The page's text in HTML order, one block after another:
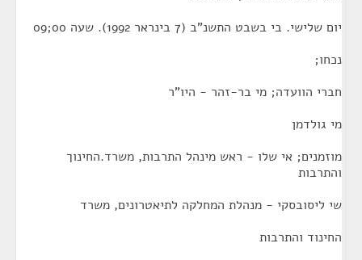
יום שלישי. בי בשבט התשנ"ב (7 בינראר 1992). שעה 00;09
נכחו;
חברי הוועדה; מי בר-זהר - היו"ר
מי גולדמן
מוזמנים; אי שלו - ראש מינהל התרבות, משרד.החינוך
והתרבות
שי ליסובסקי - מנהלת המחלקה לתיאטרונים, משרד
החינוד והתרבות